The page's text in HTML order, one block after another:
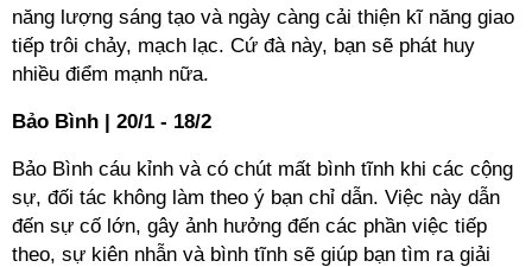
năng lượng sáng tạo và ngày càng cải thiện kĩ năng giao
tiếp trôi chảy, mạch lạc. Cứ đà này, bạn sẽ phát huy
nhiều điểm mạnh nữa.
Bảo Bình | 20/1 - 18/2
Bảo Bình cáu kỉnh và có chút mất bình tĩnh khi các cộng
sự, đối tác không làm theo ý bạn chỉ dẫn. Việc này dẫn
đến sự cố lớn, gây ảnh hưởng đến các phần việc tiếp
theo, sự kiên nhẫn và bình tĩnh sẽ giúp bạn tìm ra giải